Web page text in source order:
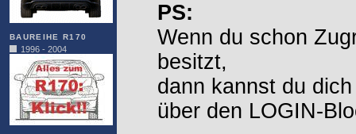
BAUREIHE R170
1996 - 2004
PS:
Wenn du schon
besitzt,
dann kannst du
über den LOGIN-